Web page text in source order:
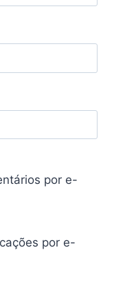
por e-
por e-